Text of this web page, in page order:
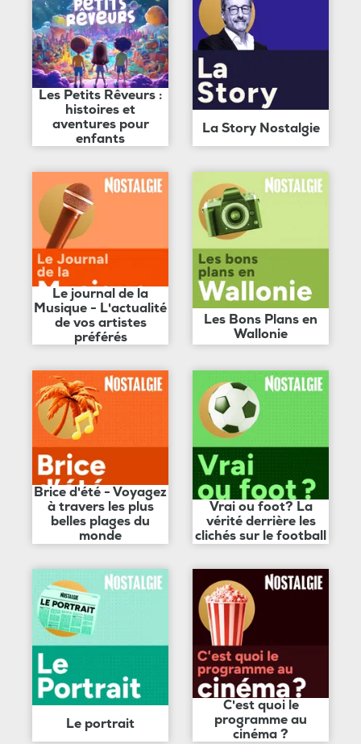
Les Petits Rêveurs :
histoires et
aventures pour
enfants
La Story Nostalgie
Le journal de la
Musique - L'actualité
de vos artistes
préférés
Les Bons Plans en
Wallonie
Brice d'été - Voyagez
à travers les plus
belles plages du
monde
Vrai ou foot? La
vérité derrière les
clichés sur le football
Le portrait
C'est quoi le
programme au
cinéma ?